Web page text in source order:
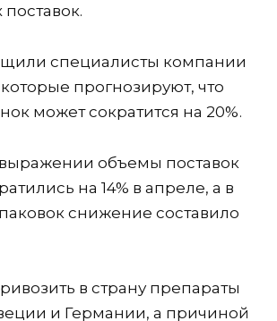
специалисты компании
прогнозируют, что
может сократится на 20%.
объемы поставок
на 14% в апреле, а в
снижение составило
в страну препараты
и Германии, а причиной